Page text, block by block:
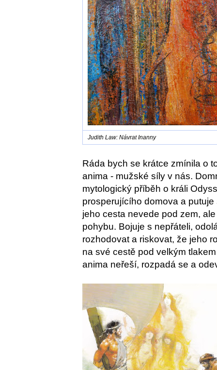
Judith Law: Návrat Inanny
Ráda bych se krátce zmínila o
anima - mužské síly v nás.
mytologický příběh o králi
prosperujícího domova a
jeho cesta nevede pod zem,
pohybu. Bojuje s nepřáteli,
rozhodovat a riskovat, že jeho
na své cestě pod velkým
anima neřeší, rozpadá se a